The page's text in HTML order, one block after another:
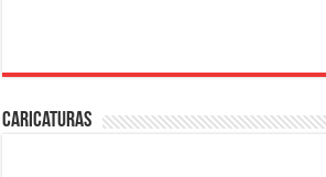
Caricaturas